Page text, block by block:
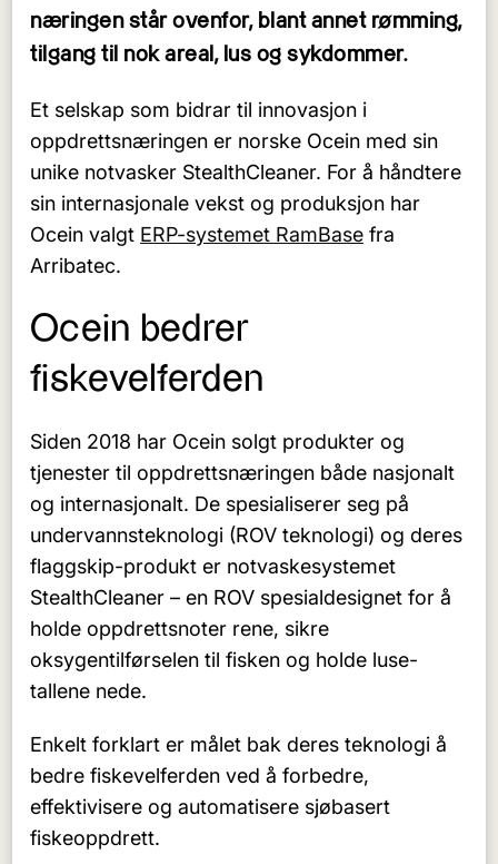
næringen står ovenfor, blant annet rømming,
tilgang til nok areal, lus og sykdommer.
Et selskap som bidrar til innovasjon i
oppdrettsnæringen er norske Ocein med sin
unike notvasker StealthCleaner. For å håndtere
sin internasjonale vekst og produksjon har
Ocein valgt ERP-systemet RamBase fra
Arribatec.
Ocein bedrer
fiskevelferden
Siden 2018 har Ocein solgt produkter og
tjenester til oppdrettsnæringen både nasjonalt
og internasjonalt. De spesialiserer seg på
undervannsteknologi (ROV teknologi) og deres
flaggskip-produkt er notvaskesystemet
StealthCleaner – en ROV spesialdesignet for å
holde oppdrettsnoter rene, sikre
oksygentilførselen til fisken og holde luse-
tallene nede.
Enkelt forklart er målet bak deres teknologi å
bedre fiskevelferden ved å forbedre,
effektivisere og automatisere sjøbasert
fiskeoppdrett.